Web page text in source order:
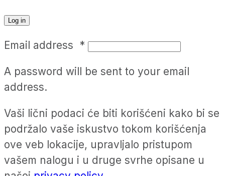
Log in
Email address *
A password will be sent to your email
address.
Vaši lični podaci će biti korišćeni kako bi se
podržalo vaše iskustvo tokom korišćenja
ove veb lokacije, upravljalo pristupom
vašem nalogu i u druge svrhe opisane u